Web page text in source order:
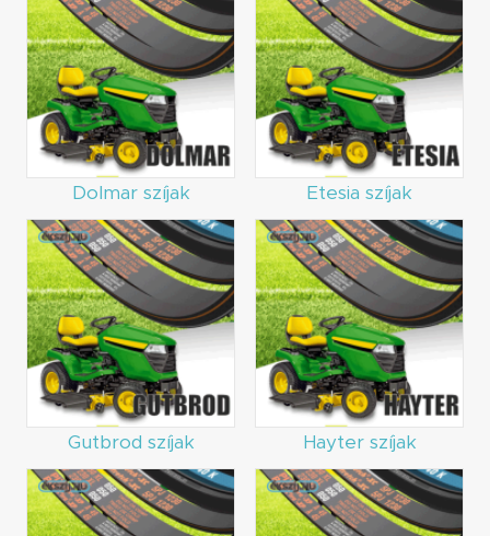
Dolmar szíjak Etesia szíjak
Gutbrod szíjak Hayter szíjak